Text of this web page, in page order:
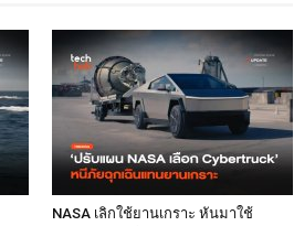
NASA เลิกใช้ยานเกราะ หันมาใช้